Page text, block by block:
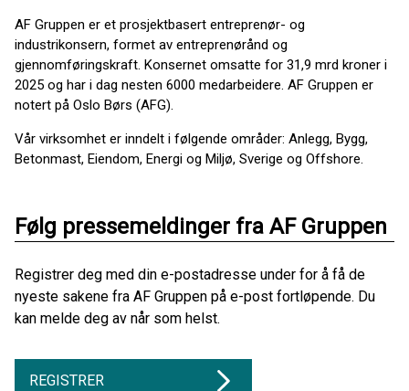
AF Gruppen er et prosjektbasert entreprenør- og
industrikonsern, formet av entreprenørånd og
gjennomføringskraft. Konsernet omsatte for 31,9 mrd kroner i
2025 og har i dag nesten 6000 medarbeidere. AF Gruppen er
notert på Oslo Børs (AFG).
Vår virksomhet er inndelt i følgende områder: Anlegg, Bygg,
Betonmast, Eiendom, Energi og Miljø, Sverige og Offshore.
Følg pressemeldinger fra AF Gruppen
Registrer deg med din e-postadresse under for å få de
nyeste sakene fra AF Gruppen på e-post fortløpende. Du
kan melde deg av når som helst.
REGISTRER